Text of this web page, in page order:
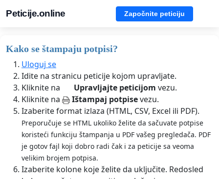
Peticije.online Započnite peticiju
Kako se štampaju potpisi?
Uloguj se
Idite na stranicu peticije kojom upravljate.
Kliknite na
Upravljajte peticijom vezu.
Kliknite na
Ištampaj potpisevezu.
Izaberite format izlaza (HTML, CSV, Excel ili PDF).
Preporučuje se HTML ukoliko želite da sačuvate potpise
koristeći funkciju štampanja u PDF vašeg pregledača. PDF
je gotov fajl koji dobro radi čak i za peticije sa veoma
velikim brojem potpisa.
Izaberite kolone koje želite da uključite. Redosled